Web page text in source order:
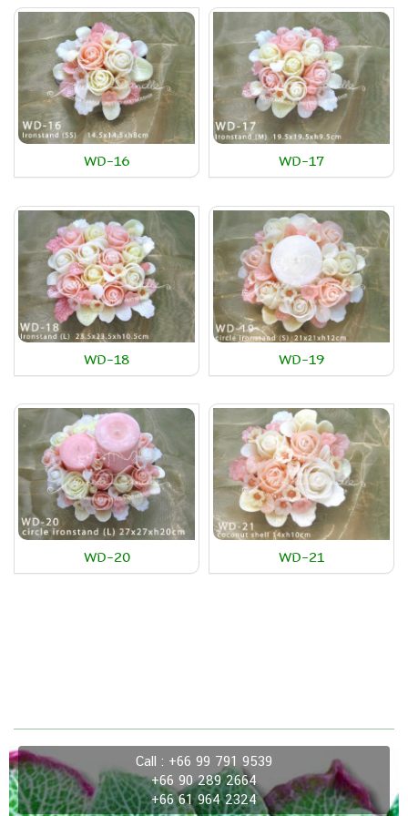
WD-16 WD-17
WD-18 WD-19
WD-20 WD-21
Call : +66 99 791 9539
+66 90 289 2664
+66 61 964 2324